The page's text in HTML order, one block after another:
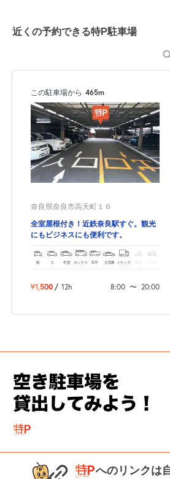
近くの予約できる特P駐車場
この駐車場から 465m
奈良県奈良市高天町１６
全室屋根付き！近鉄奈良駅すぐ。観光
にもビジネスにも便利です。
軽 コ 中型 ボックス SUV 大型車 トラック バイク
¥1,500 / 12h 8:00 〜 20:00
へのリンクは